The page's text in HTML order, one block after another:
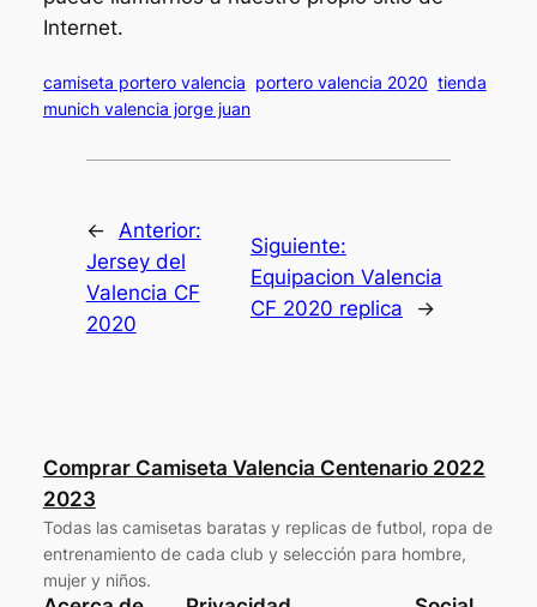
Internet.
camiseta portero valencia portero valencia 2020 tienda
munich valencia jorge juan
←
Anterior:
Jersey del
Valencia CF
2020
Siguiente:
Equipacion Valencia
CF 2020 replica
→
Comprar Camiseta Valencia Centenario 2022
2023
Todas las camisetas baratas y replicas de futbol, ropa de
entrenamiento de cada club y selección para hombre,
mujer y niños.